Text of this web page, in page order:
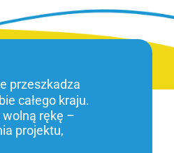
przeszkadza
całego kraju.
rękę –
projektu,